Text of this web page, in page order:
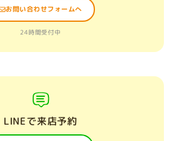
お問い合わせフォームへ
24時間受付中
LINEで来店予約